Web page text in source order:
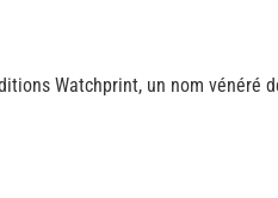
Watchprint, un nom vénéré